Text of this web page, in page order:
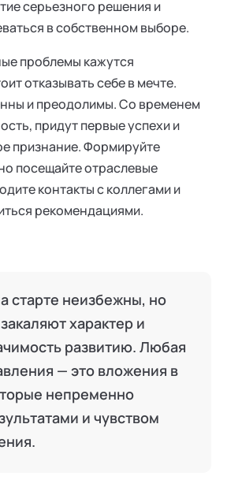
серьезного решения и
в собственном выборе.
проблемы кажутся
отказывать себе в мечте.
и преодолимы. Со временем
придут первые успехи и
признание. Формируйте
посещайте отраслевые
контакты с коллегами и
рекомендациями.
старте неизбежны, но
характер и
развитию. Любая
— это вложения в
непременно
и чувством